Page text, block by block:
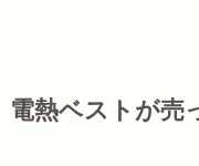
電熱ベストが売